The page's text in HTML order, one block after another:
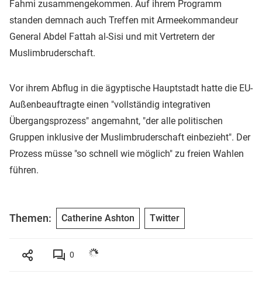
Fahmi zusammengekommen. Auf ihrem Programm
standen demnach auch Treffen mit Armeekommandeur
General Abdel Fattah al-Sisi und mit Vertretern der
Muslimbruderschaft.
Vor ihrem Abflug in die ägyptische Hauptstadt hatte die EU-
Außenbeauftragte einen "vollständig integrativen
Übergangsprozess" angemahnt, "der alle politischen
Gruppen inklusive der Muslimbruderschaft einbezieht". Der
Prozess müsse "so schnell wie möglich" zu freien Wahlen
führen.
Themen: Catherine Ashton Twitter
0